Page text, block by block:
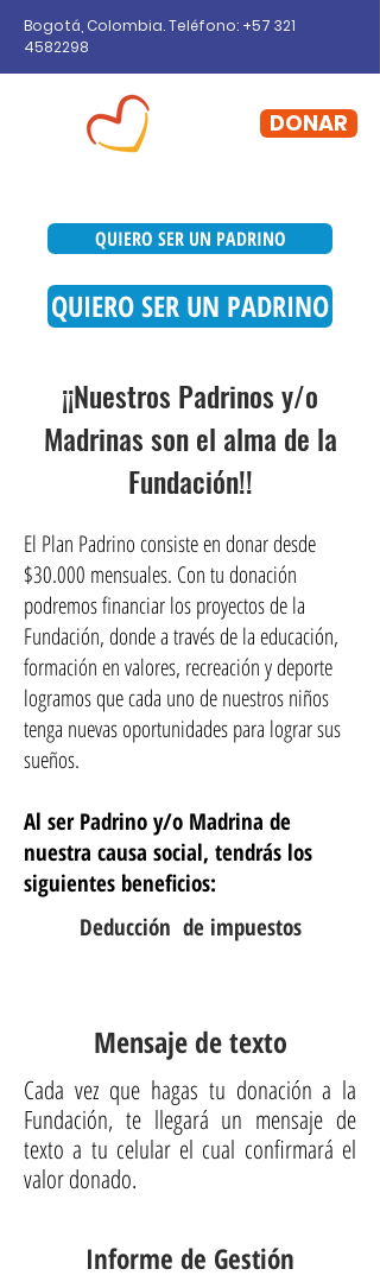
DONAR
Bogotá, Colombia. Teléfono: +57 321
4582298
PLAN PADRINO
Nuestros Padrinos y Madrinas son el alma de la
Fundación Trabajando Por Amor
QUIERO SER UN PADRINO
QUIERO SER UN PADRINO
¡¡Nuestros Padrinos y/o
Madrinas son el alma de la
Fundación!!
El Plan Padrino consiste en donar desde
$30.000 mensuales. Con tu donación
podremos financiar los proyectos de la
Fundación, donde a través de la educación,
formación en valores, recreación y deporte
logramos que cada uno de nuestros niños
tenga nuevas oportunidades para lograr sus
sueños.
Al ser Padrino y/o Madrina de
nuestra causa social, tendrás los
siguientes beneficios:
Deducción de impuestos
Mensaje de texto
Cada vez que hagas tu donación a la
Fundación, te llegará un mensaje de
texto a tu celular el cual confirmará el
valor donado.
Informe de Gestión